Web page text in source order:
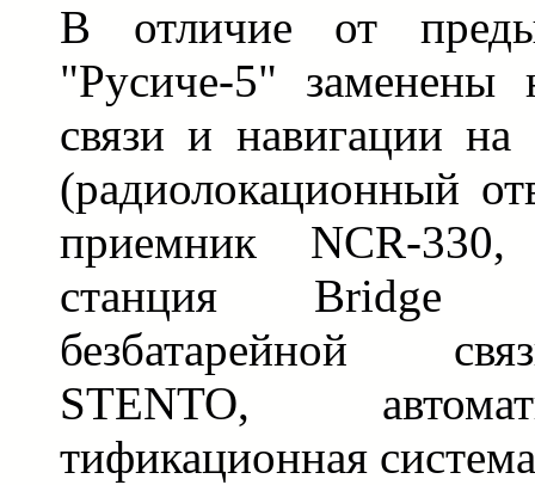
В отличие от
"Русиче-5" заменены
связи и навигации на
(радиолокационный
приемник NCR-330,
станция Bridge
безбатарейной
STENTO,
тификационная